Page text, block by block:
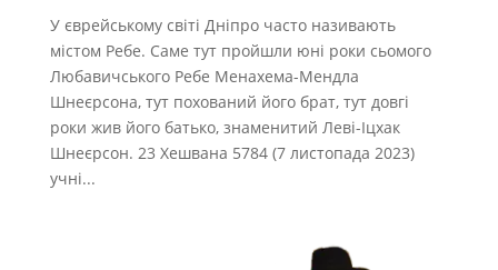
У єврейському світі Дніпро часто називають
містом Ребе. Саме тут пройшли юні роки сьомого
Любавичського Ребе Менахема-Мендла
Шнеєрсона, тут похований його брат, тут довгі
роки жив його батько, знаменитий Леві-Іцхак
Шнеєрсон. 23 Хешвана 5784 (7 листопада 2023)
учні...